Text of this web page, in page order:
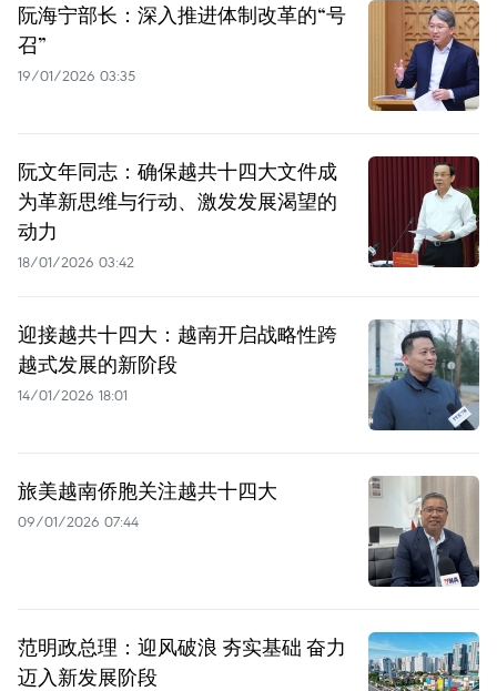
阮海宁部长：深入推进体制改革的“号
召”
19/01/2026 03:35
阮文年同志：确保越共十四大文件成
为革新思维与行动、激发发展渴望的
动力
18/01/2026 03:42
迎接越共十四大：越南开启战略性跨
越式发展的新阶段
14/01/2026 18:01
旅美越南侨胞关注越共十四大
09/01/2026 07:44
范明政总理：迎风破浪 夯实基础 奋力
迈入新发展阶段